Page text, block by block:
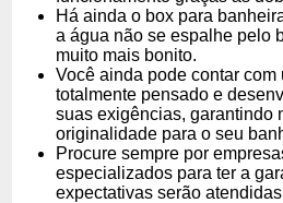
Há ainda o box para
a água não se espalhe pelo
muito mais bonito.
Você ainda pode contar com
totalmente pensado e
suas exigências, garantindo
originalidade para o seu
Procure sempre por
especializados para ter a
expectativas serão